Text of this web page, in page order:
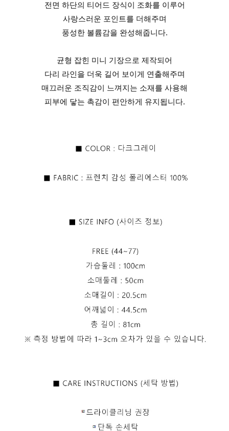
전면 하단의 티어드 장식이 조화를 이루어
사랑스러운 포인트를 더해주며
풍성한 볼륨감을 완성해줍니다.
균형 잡힌 미니 기장으로 제작되어
다리 라인을 더욱 길어 보이게 연출해주며
매끄러운 조직감이 느껴지는 소재를 사용해